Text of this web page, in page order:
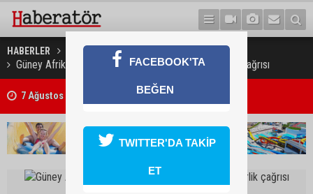
HABERLER DÜNYA
Güney Afrikalı kanaat önderlerinden Filistin için birlik çağrısı
7 Ağustos 2026 Döviz Kurları
FACEBOOK'TA
BEĞEN
TWITTER'DA TAKİP
ET